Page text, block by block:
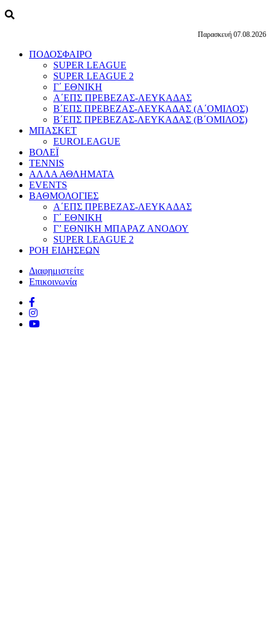
Παρασκευή 07.08.2026
ΠΟΔΟΣΦΑΙΡΟ
SUPER LEAGUE
SUPER LEAGUE 2
Γ΄ ΕΘΝΙΚΗ
Α΄ΕΠΣ ΠΡΕΒΕΖΑΣ-ΛΕΥΚΑΔΑΣ
Β΄ΕΠΣ ΠΡΕΒΕΖΑΣ-ΛΕΥΚΑΔΑΣ (Α΄ΟΜΙΛΟΣ)
Β΄ΕΠΣ ΠΡΕΒΕΖΑΣ-ΛΕΥΚΑΔΑΣ (Β΄ΟΜΙΛΟΣ)
ΜΠΑΣΚΕΤ
EUROLEAGUE
ΒΟΛΕΪ
TENNIS
ΑΛΛΑ ΑΘΛΗΜΑΤΑ
EVENTS
ΒΑΘΜΟΛΟΓΙΕΣ
Α΄ΕΠΣ ΠΡΕΒΕΖΑΣ-ΛΕΥΚΑΔΑΣ
Γ΄ ΕΘΝΙΚΗ
Γ’ ΕΘΝΙΚΗ ΜΠΑΡΑΖ ΑΝΟΔΟΥ
SUPER LEAGUE 2
ΡΟΗ ΕΙΔΗΣΕΩΝ
Διαφημιστείτε
Επικοινωνία